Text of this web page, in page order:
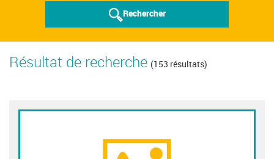
Rechercher
Résultat de recherche (153 résultats)